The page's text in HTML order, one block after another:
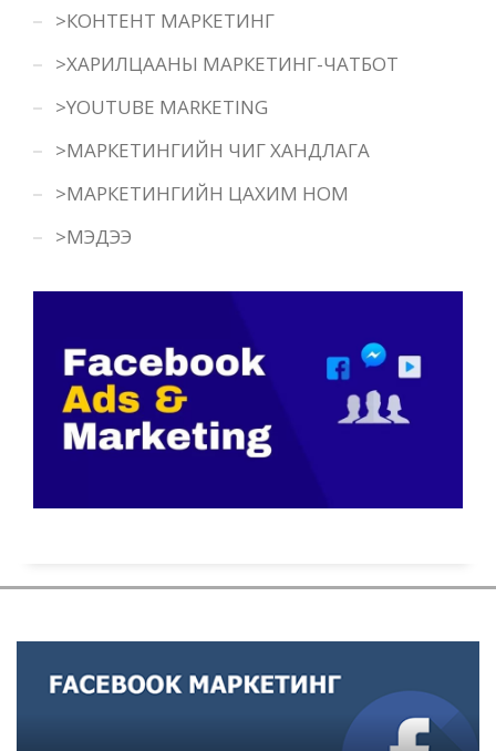
>КОНТЕНТ МАРКЕТИНГ
>ХАРИЛЦААНЫ МАРКЕТИНГ-ЧАТБОТ
>YOUTUBE MARKETING
>МАРКЕТИНГИЙН ЧИГ ХАНДЛАГА
>МАРКЕТИНГИЙН ЦАХИМ НОМ
>МЭДЭЭ